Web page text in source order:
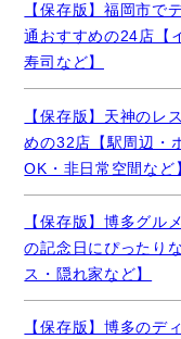
【保存版】福岡市で
通おすすめの24店【
寿司など】
【保存版】天神のレ
めの32店【駅周辺・
OK・非日常空間など
【保存版】博多グル
の記念日にぴったり
ス・隠れ家など】
【保存版】博多のデ